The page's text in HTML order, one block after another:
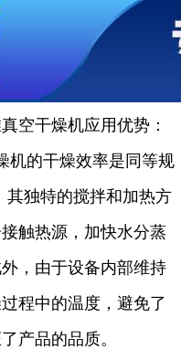
空干燥机应用优势：
机的干燥效率是同等规
其独特的搅拌和加热方
触热源，加快水分蒸
，由于设备内部维持
程中的温度，避免了
产品的品质。